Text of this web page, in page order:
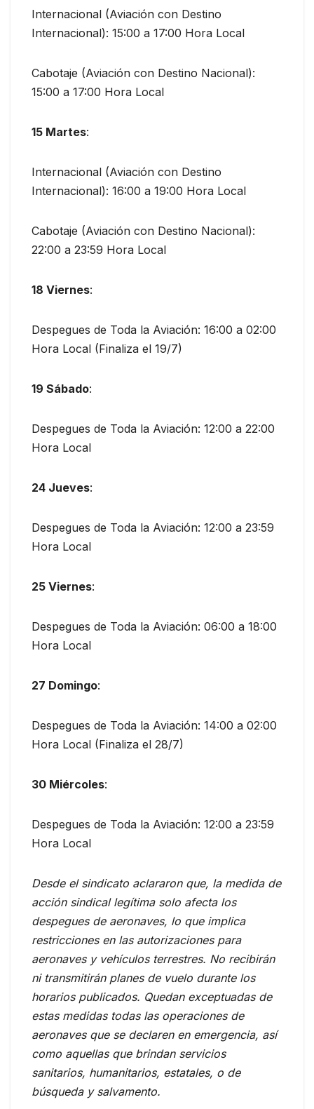
Internacional (Aviación con Destino
Internacional): 15:00 a 17:00 Hora Local
Cabotaje (Aviación con Destino Nacional):
15:00 a 17:00 Hora Local
15 Martes:
Internacional (Aviación con Destino
Internacional): 16:00 a 19:00 Hora Local
Cabotaje (Aviación con Destino Nacional):
22:00 a 23:59 Hora Local
18 Viernes:
Despegues de Toda la Aviación: 16:00 a 02:00
Hora Local (Finaliza el 19/7)
19 Sábado:
Despegues de Toda la Aviación: 12:00 a 22:00
Hora Local
24 Jueves:
Despegues de Toda la Aviación: 12:00 a 23:59
Hora Local
25 Viernes:
Despegues de Toda la Aviación: 06:00 a 18:00
Hora Local
27 Domingo:
Despegues de Toda la Aviación: 14:00 a 02:00
Hora Local (Finaliza el 28/7)
30 Miércoles:
Despegues de Toda la Aviación: 12:00 a 23:59
Hora Local
Desde el sindicato aclararon que, la medida de
acción sindical legítima solo afecta los
despegues de aeronaves, lo que implica
restricciones en las autorizaciones para
aeronaves y vehículos terrestres. No recibirán
ni transmitirán planes de vuelo durante los
horarios publicados. Quedan exceptuadas de
estas medidas todas las operaciones de
aeronaves que se declaren en emergencia, así
como aquellas que brindan servicios
sanitarios, humanitarios, estatales, o de
búsqueda y salvamento.